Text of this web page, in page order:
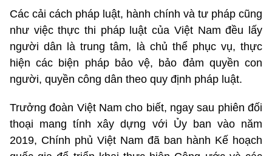
Các cải cách pháp luật, hành chính và tư pháp cũng
như việc thực thi pháp luật của Việt Nam đều lấy
người dân là trung tâm, là chủ thể phục vụ, thực
hiện các biện pháp bảo vệ, bảo đảm quyền con
người, quyền công dân theo quy định pháp luật.
Trưởng đoàn Việt Nam cho biết, ngay sau phiên đối
thoại mang tính xây dựng với Ủy ban vào năm
2019, Chính phủ Việt Nam đã ban hành Kế hoạch